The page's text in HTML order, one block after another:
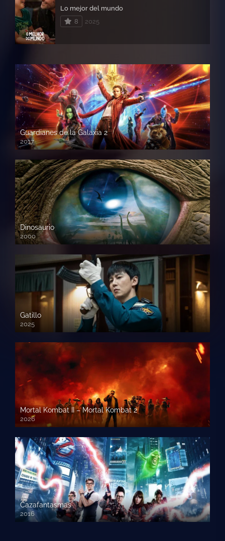
Lo mejor del mundo
8
2025
Guardianes de la Galaxia 2
2017
720p HD
Dinosaurio
2000
720 HD
Gatillo
2025
Mortal Kombat II – Mortal Kombat 2
2026
1080p HD
Cazafantasmas
2016
720p HD